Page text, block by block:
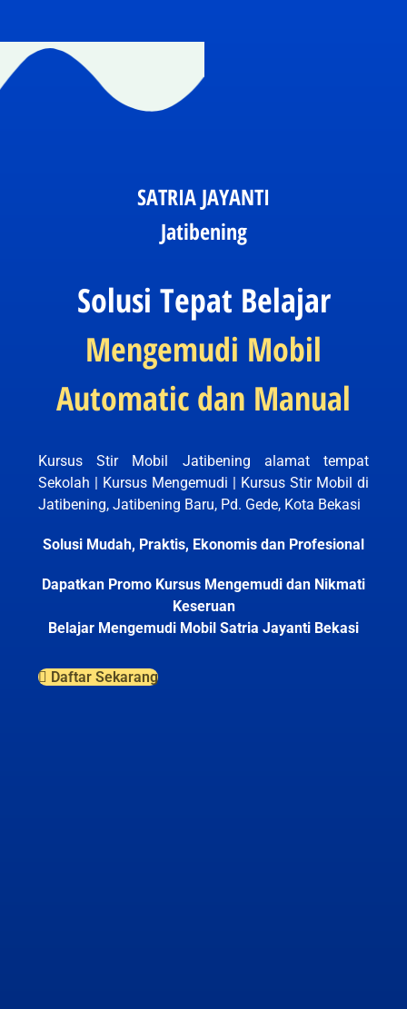
SATRIA JAYANTI
Jatibening
Solusi Tepat Belajar
Mengemudi Mobil
Automatic dan Manual
Kursus Stir Mobil Jatibening alamat tempat
Sekolah | Kursus Mengemudi | Kursus Stir Mobil di
Jatibening, Jatibening Baru, Pd. Gede, Kota Bekasi
Solusi Mudah, Praktis, Ekonomis dan Profesional
Dapatkan Promo Kursus Mengemudi dan Nikmati
Keseruan
Belajar Mengemudi Mobil Satria Jayanti Bekasi
Daftar Sekarang